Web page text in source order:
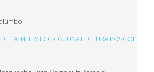
LA INTERSECCIÓN: UNA LECTURA